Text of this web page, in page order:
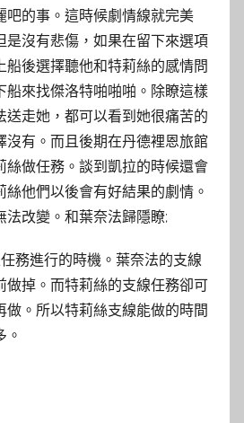
吧的事。這時候劇情線就完美
是沒有悲傷，如果在留下來選項
船後選擇聽他和特莉絲的感情問
船來找傑洛特啪啪啪。除瞭這樣
送走她，都可以看到她很痛苦的
沒有。而且後期在丹德裡恩旅館
絲做任務。談到凱拉的時候還會
他們以後會有好結果的劇情。
法改變。和葉奈法歸隱瞭;
務進行的時機。葉奈法的支線
做掉。而特莉絲的支線任務卻可
做。所以特莉絲支線能做的時間
。